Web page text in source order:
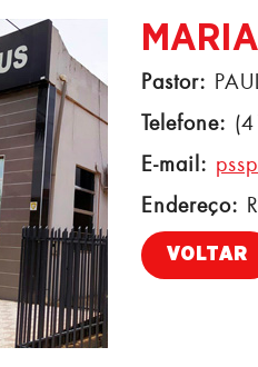
Pastor:
Telefone:
E-mail:
Endereço:
VOLTAR